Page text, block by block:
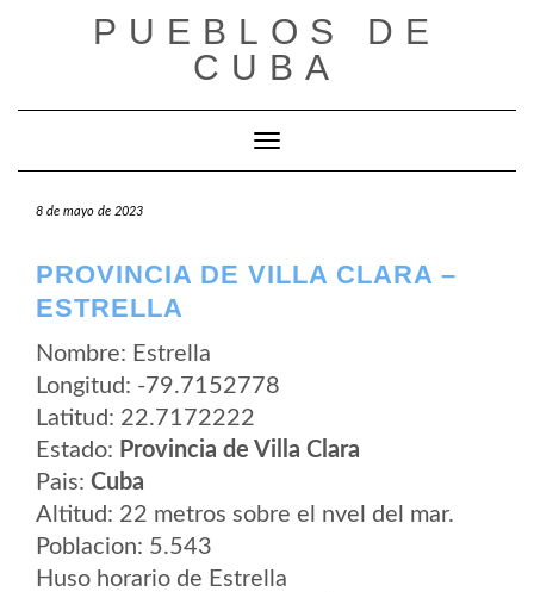
PUEBLOS DE
CUBA
Cambiar modo de navegación
8 de mayo de 2023
PROVINCIA DE VILLA CLARA –
ESTRELLA
Nombre: Estrella
Longitud: -79.7152778
Latitud: 22.7172222
Estado: Provincia de Villa Clara
Pais: Cuba
Altitud: 22 metros sobre el nvel del mar.
Poblacion: 5.543
Huso horario de Estrella